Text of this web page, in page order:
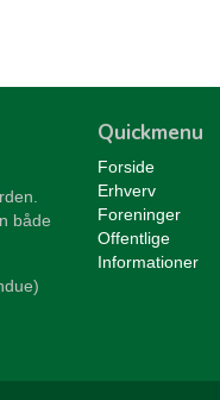
både
Quickmenu
Forside
Erhverv
Foreninger
Offentlige
Informationer